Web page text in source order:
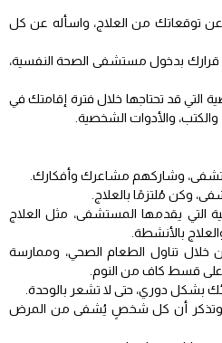
توقعاتك من العلاج، واسأله عن كل
قرارك بدخول مستشفى الصحة النفسية،
قد تحتاجها خلال فترة إقامتك في
والأدوات الشخصية.
وشاركهم مشاعرك وأفكارك.
وكن مُلتزمًا بالعلاج.
التي يقدمها المستشفى، مثل العلاج
بالأنشطة.
خلال تناول الطعام الصحي، وممارسة
على قسط كاف من النوم.
بشكل دوري، حتى لا تشعر بالوحدة.
وتذكر أن كل شخصٍ يُشفى من المرض